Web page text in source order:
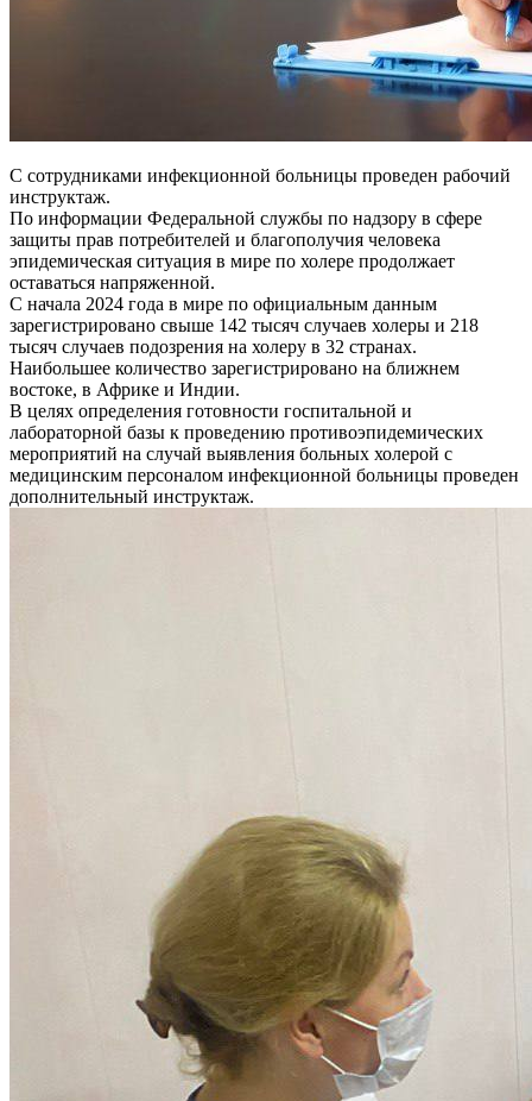
С сотрудниками инфекционной больницы проведен рабочий
инструктаж.
По информации Федеральной службы по надзору в сфере
защиты прав потребителей и благополучия человека
эпидемическая ситуация в мире по холере продолжает
оставаться напряженной.
С начала 2024 года в мире по официальным данным
зарегистрировано свыше 142 тысяч случаев холеры и 218
тысяч случаев подозрения на холеру в 32 странах.
Наибольшее количество зарегистрировано на ближнем
востоке, в Африке и Индии.
В целях определения готовности госпитальной и
лабораторной базы к проведению противоэпидемических
мероприятий на случай выявления больных холерой с
медицинским персоналом инфекционной больницы проведен
дополнительный инструктаж.